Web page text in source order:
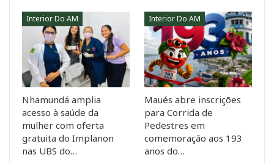
Interior Do AM
Nhamundá amplia
acesso à saúde da
mulher com oferta
gratuita do Implanon
nas UBS do…
Interior Do AM
Maués abre inscrições
para Corrida de
Pedestres em
comemoração aos 193
anos do…